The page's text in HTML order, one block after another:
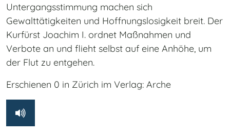
Untergangsstimmung machen sich
Gewalttätigkeiten und Hoffnungslosigkeit breit. Der
Kurfürst Joachim I. ordnet Maßnahmen und
Verbote an und flieht selbst auf eine Anhöhe, um
der Flut zu entgehen.
Erschienen 0 in Zürich im Verlag: Arche